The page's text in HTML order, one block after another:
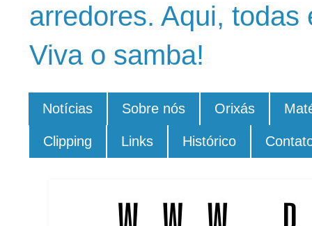
arredores. Aqui,
Viva o samba!
Notícias Sobre nós Orixás
Clipping Links Histórico